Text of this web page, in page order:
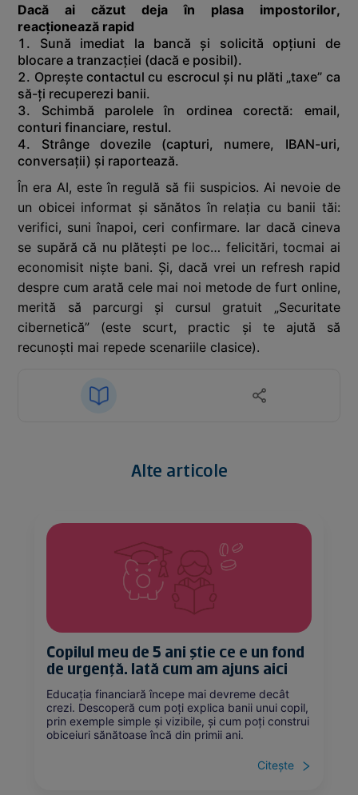
Dacă ai căzut deja în plasa impostorilor,
reacționează rapid
1. Sună imediat la bancă și solicită opțiuni de
blocare a tranzacției (dacă e posibil).
2. Oprește contactul cu escrocul și nu plăti „taxe” ca
să-ți recuperezi banii.
3. Schimbă parolele în ordinea corectă: email,
conturi financiare, restul.
4. Strânge dovezile (capturi, numere, IBAN-uri,
conversații) și raportează.
În era AI, este în regulă să fii suspicios. Ai nevoie de
un obicei informat și sănătos în relația cu banii tăi:
verifici, suni înapoi, ceri confirmare. Iar dacă cineva
se supără că nu plătești pe loc… felicitări, tocmai ai
economisit niște bani. Și, dacă vrei un refresh rapid
despre cum arată cele mai noi metode de furt online,
merită să parcurgi și cursul gratuit „Securitate
cibernetică” (este scurt, practic și te ajută să
recunoști mai repede scenariile clasice).
Alte articole
Copilul meu de 5 ani știe ce e un fond
de urgență. Iată cum am ajuns aici
Educația financiară începe mai devreme decât
crezi. Descoperă cum poți explica banii unui copil,
prin exemple simple și vizibile, și cum poți construi
obiceiuri sănătoase încă din primii ani.
Citește